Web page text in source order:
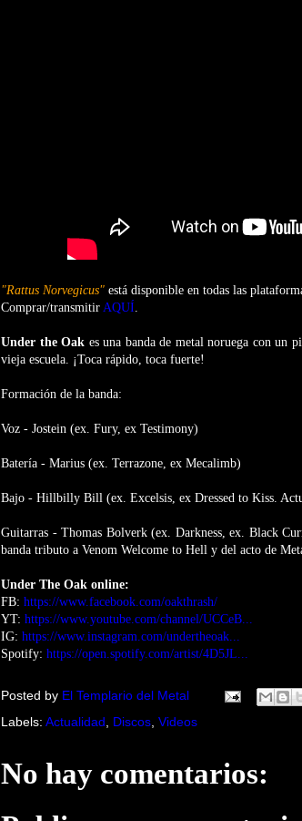
"Rattus Norvegicus" está disponible en todas las
Comprar/transmitir AQUÍ.
Under the Oak es una banda de metal noruega con un
vieja escuela. ¡Toca rápido, toca fuerte!
Formación de la banda:
Voz - Jostein (ex. Fury, ex Testimony)
Batería - Marius (ex. Terrazone, ex Mecalimb)
Bajo - Hillbilly Bill (ex. Excelsis, ex Dressed to Kiss.
Guitarras - Thomas Bolverk (ex. Darkness, ex. Black
banda tributo a Venom Welcome to Hell y del acto de
Under The Oak online:
FB: https://www.facebook.com/oakthrash/
YT: https://www.youtube.com/channel/UCCeB...
IG: https://www.instagram.com/undertheoak...
Spotify: https://open.spotify.com/artist/4D5JL...
Posted by El Templario del Metal
Labels: Actualidad Discos Videos
No hay comentarios: